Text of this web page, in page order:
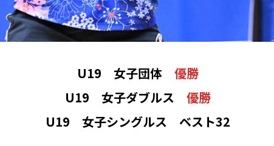
U19 女子団体 優勝
U19 女子ダブルス 優勝
U19 女子シングルス ベスト32